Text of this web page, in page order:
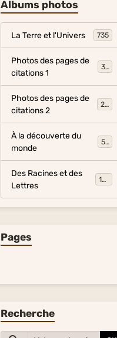
Albums photos
La Terre et l'Univers 735
Photos des pages de
citations 1
317
Photos des pages de
citations 2
281
À la découverte du
monde
54
Des Racines et des
Lettres
134
Pages
Recherche